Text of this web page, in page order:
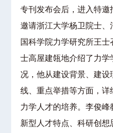
专刊发布会后，进入特邀
邀请浙江大学杨卫院士、
国科学院力学研究所王
士高屋建瓴地介绍了力学
况，他从建设背景、建
线、重点举措等方面，详
力学人才的培养。李俊峰
新型人才特点、科研创想